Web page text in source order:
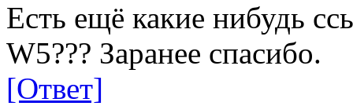
Есть ещё какие нибудь
W5??? Заранее спасибо.
[Ответ]